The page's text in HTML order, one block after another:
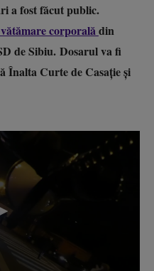
a fost făcut public.
corporalădin
de Sibiu. Dosarul va fi
Înalta Curte de Casație și